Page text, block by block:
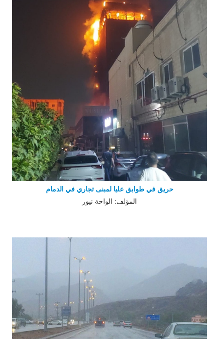
حريق في طوابق عليا لمبنى تجاري في الدمام
المؤلف: الواحة نيوز